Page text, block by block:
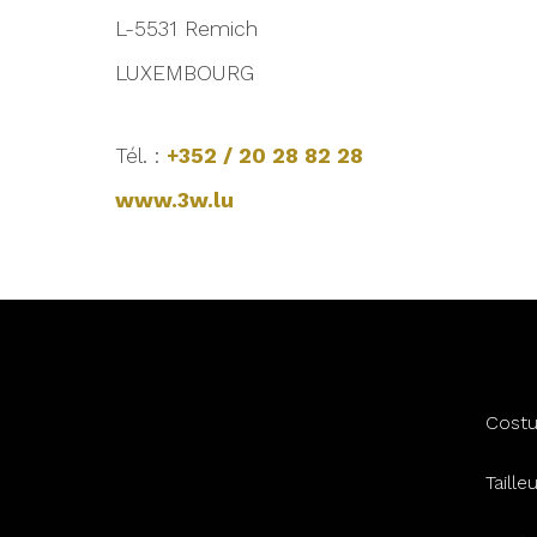
L-5531 Remich
LUXEMBOURG
Tél. : +352 / 20 28 82 28
www.3w.lu